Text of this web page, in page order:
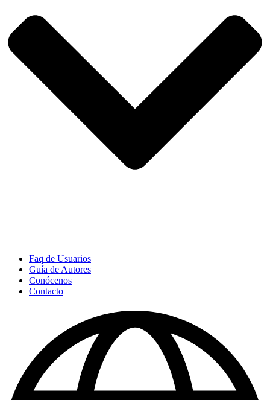
Faq de Usuarios
Guía de Autores
Conócenos
Contacto